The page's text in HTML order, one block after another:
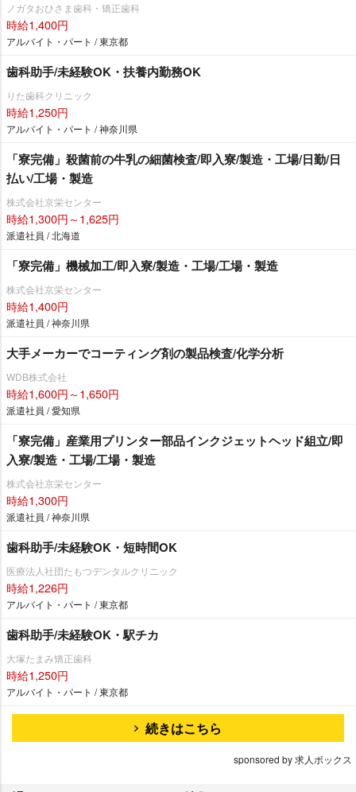
ノガタおひさま歯科・矯正歯科
時給1,400円
アルバイト・パート / 東京都
歯科助手/未経験OK・扶養内勤務OK
りた歯科クリニック
時給1,250円
アルバイト・パート / 神奈川県
「寮完備」殺菌前の牛乳の細菌検査/即入寮/製造・工場/日勤/日
払い/工場・製造
株式会社京栄センター
時給1,300円～1,625円
派遣社員 / 北海道
「寮完備」機械加工/即入寮/製造・工場/工場・製造
株式会社京栄センター
時給1,400円
派遣社員 / 神奈川県
大手メーカーでコーティング剤の製品検査/化学分析
WDB株式会社
時給1,600円～1,650円
派遣社員 / 愛知県
「寮完備」産業用プリンター部品インクジェットヘッド組立/即
入寮/製造・工場/工場・製造
株式会社京栄センター
時給1,300円
派遣社員 / 神奈川県
歯科助手/未経験OK・短時間OK
医療法人社団たもつデンタルクリニック
時給1,226円
アルバイト・パート / 東京都
歯科助手/未経験OK・駅チカ
大塚たまみ矯正歯科
時給1,250円
アルバイト・パート / 東京都
続きはこちら
sponsored by 求人ボックス